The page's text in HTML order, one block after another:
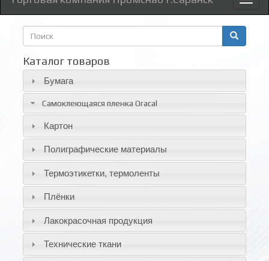
Форма
поиска
Каталог товаров
Бумага
Самоклеющаяся пленка Oracal
Картон
Полиграфические материалы
Термоэтикетки, термоленты
Плёнки
Лакокрасочная продукция
Технические ткани